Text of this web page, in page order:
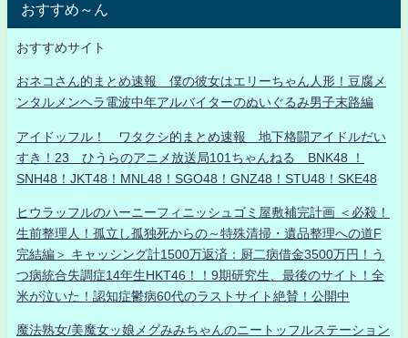
おすすめ～ん
おすすめサイト
おネコさん的まとめ速報 僕の彼女はエリーちゃん人形！豆腐メ
ンタルメンヘラ電波中年アルバイターのぬいぐるみ男子末路編
アイドッフル！ ワタクシ的まとめ速報 地下格闘アイドルだい
すき！23 ひうらのアニメ放送局101ちゃんねる BNK48 ！
SNH48！JKT48！MNL48！SGO48！GNZ48！STU48！SKE48
ヒウラッフルのハーニーフィニッシュゴミ屋敷補完計画 ＜必殺！
生前整理人！孤立し孤独死からの～特殊清掃・遺品整理への道F
完結編＞ キャッシング計1500万返済：厨二病借金3500万円！う
つ病統合失調症14年生HKT46！！9期研究生、最後のサイト！全
米が泣いた！認知症鬱病60代のラストサイト絶賛！公開中
魔法熟女/美魔女ッ娘メグみみちゃんのニートッフルステーション